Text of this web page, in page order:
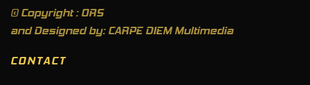
© Copyright : ORS
and Designed by: CARPE DIEM Multimedia
CONTACT